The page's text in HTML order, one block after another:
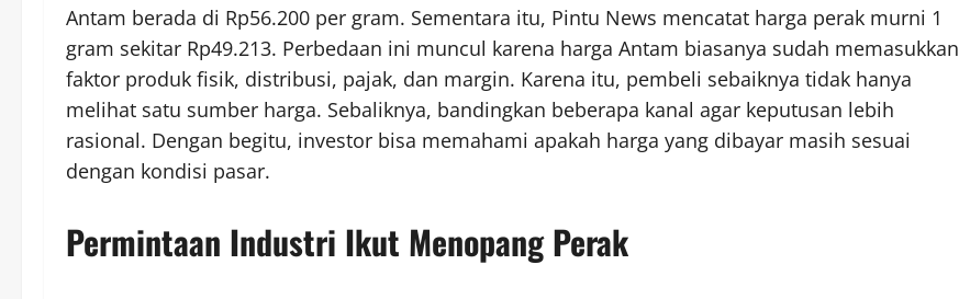
Antam berada di Rp56.200 per gram. Sementara itu, Pintu News mencatat harga perak murni 1
gram sekitar Rp49.213. Perbedaan ini muncul karena harga Antam biasanya sudah memasukkan
faktor produk fisik, distribusi, pajak, dan margin. Karena itu, pembeli sebaiknya tidak hanya
melihat satu sumber harga. Sebaliknya, bandingkan beberapa kanal agar keputusan lebih
rasional. Dengan begitu, investor bisa memahami apakah harga yang dibayar masih sesuai
dengan kondisi pasar.
Permintaan Industri Ikut Menopang Perak